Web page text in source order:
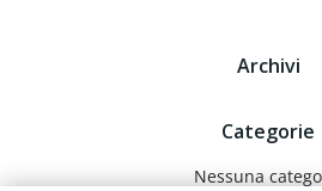
Archivi
Categorie
Nessuna